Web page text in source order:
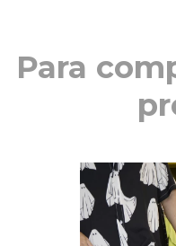
Para